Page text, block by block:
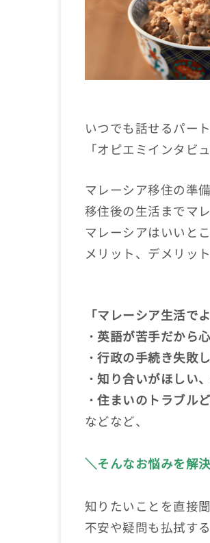
いつでも話せるパー
「オピエミインタビュ
マレーシア移住の準
移住後の生活までマ
マレーシアはいいと
メリット、デメリッ
「マレーシア生活で
・英語が苦手だから
・行政の手続き失敗
・知り合いがほしい
・住まいのトラブル
などなど、
＼そんなお悩みを解
知りたいことを直接
不安や疑問も払拭す